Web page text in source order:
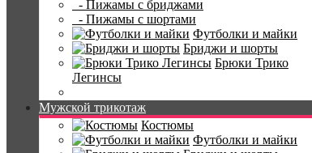
- Пижамы с бриджами
- Пижамы с шортами
Футболки и майки
Бриджи и шорты
Брюки Трико
Легинсы
Мужской трикотаж
Костюмы
Футболки и майки